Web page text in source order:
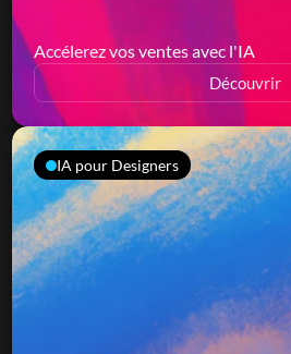
Accélerez vos ventes avec l'IA
Découvrir
IA pour Designers